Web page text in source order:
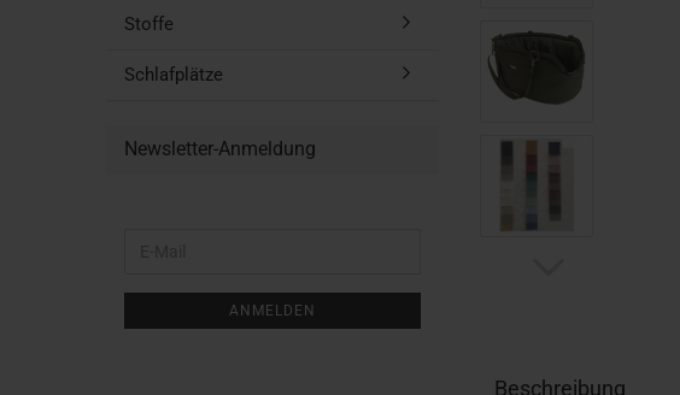
Beschreibung
Stoffe
Schlafplätze
Newsletter-Anmeldung
ANMELDEN